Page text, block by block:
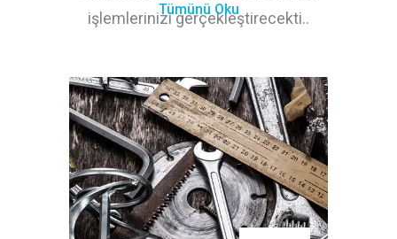
işlemlerinizi gerçekleştirecekti..
Tümünü Oku